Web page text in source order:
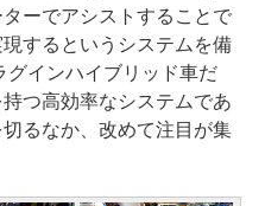
ーでアシストすることで
するというシステムを備
グインハイブリッド車だ
つ高効率なシステムであ
るなか、改めて注目が集